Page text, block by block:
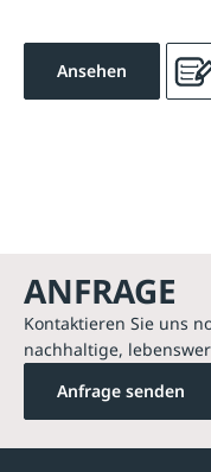
Ansehen
ANFRAGE
Kontaktieren Sie uns
nachhaltige,
Anfrage senden